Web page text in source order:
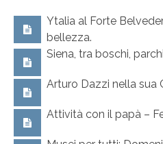
Ytalia al Forte
bellezza.
Siena, tra boschi,
Arturo Dazzi nella sua
Attività con il papà –